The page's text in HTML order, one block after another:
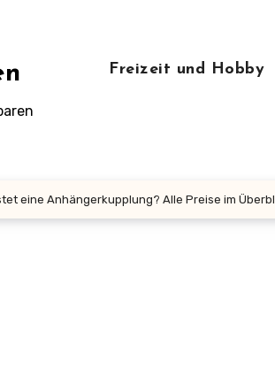
Freizeit und Hobby
eine Anhängerkupplung? Alle Preise im